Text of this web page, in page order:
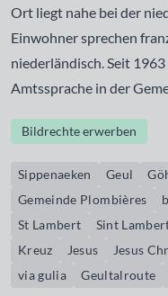
Ort liegt nahe bei der
Einwohner sprechen
niederländisch. Seit
Amtssprache in der
Bildrechte erwerben
Sippenaeken Geul
Gemeinde Plombières
St Lambert
Sint
Kreuz
Jesus Jesus
via gulia
Geultalroute